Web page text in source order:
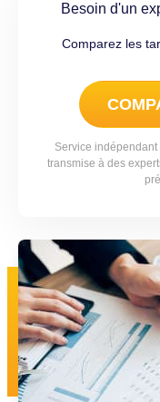
Besoin d'un
Comparez les
Service
transmise à des